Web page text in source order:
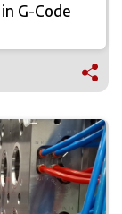
G-Code